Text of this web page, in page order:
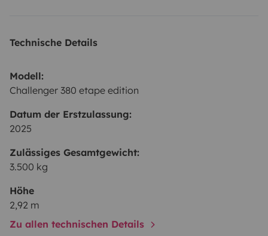
Technische Details
Modell:
Challenger 380 etape edition
Datum der Erstzulassung:
2025
Zulässiges Gesamtgewicht:
3.500 kg
Höhe
2,92 m
Zu allen technischen Details